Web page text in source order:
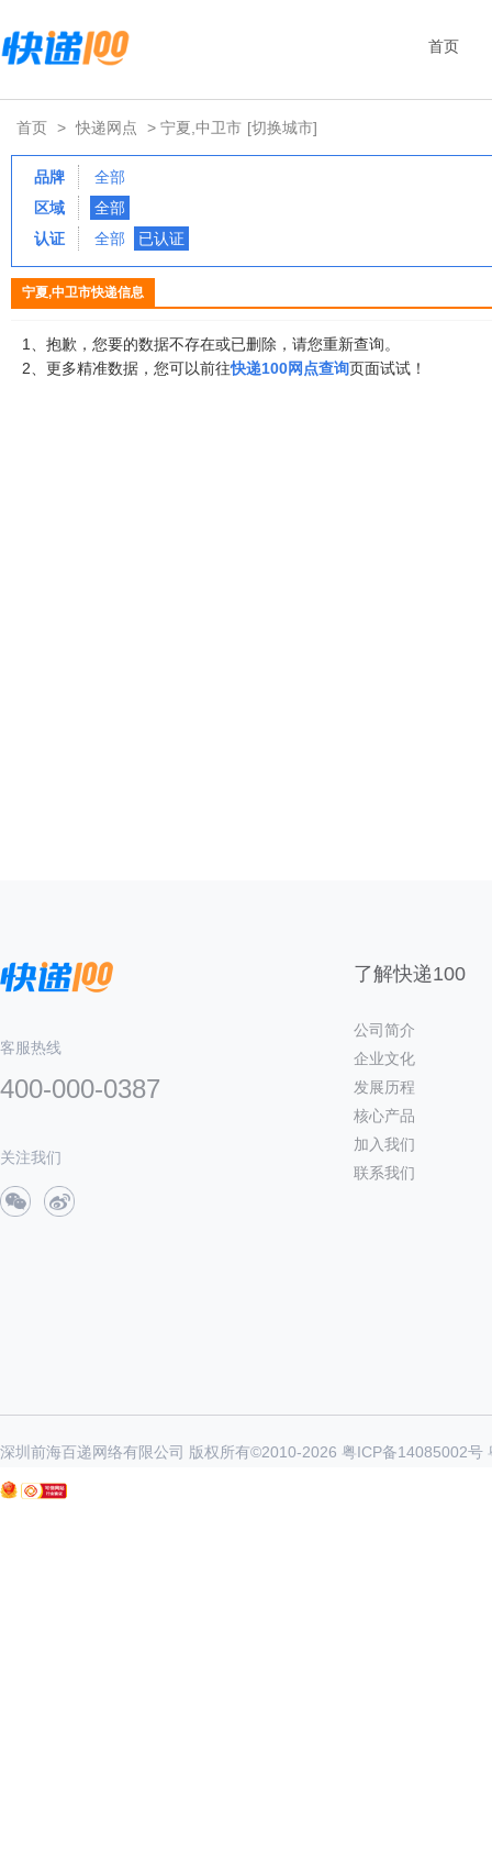
首页
首页 > 快递网点 > 宁夏,中卫市 [切换城市]
品牌
全部
区域
全部
认证
全部 已认证
宁夏,中卫市快递信息
1、抱歉，您要的数据不存在或已删除，请您重新查询。
2、更多精准数据，您可以前往快递100网点查询页面试试！
客服热线
400-000-0387
关注我们
了解快递100
公司简介
企业文化
发展历程
核心产品
加入我们
联系我们
深圳前海百递网络有限公司 版权所有©2010-2026 粤ICP备14085002号